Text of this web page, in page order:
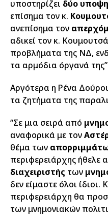
υποστηρίζει δύο
επίσημα τον κ.
ανεπίσημα τον
αδικεί τον κ.
προβλήματα της ΝΔ,
τα αρμόδια όργανά
Αργότερα η Ρένα
τα ζητήματα της
“Σε μια σειρά από
αναφορικά με τον
θέμα των
περιφερειάρχης ήθελε
διαχειριστής των
δεν είμαστε όλοι
περιφερειάρχη θα
των μνημονιακών